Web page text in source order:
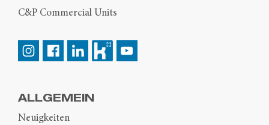
C&P Commercial Units
ALLGEMEIN
Neuigkeiten